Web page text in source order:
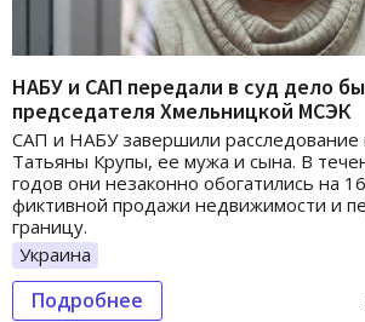
НАБУ и САП передали в суд дело
председателя Хмельницкой МСЭК
САП и НАБУ завершили
Татьяны Крупы, ее мужа и сына. В
годов они незаконно обогатились на
фиктивной продажи недвижимости и
границу.
Украина
Подробнее